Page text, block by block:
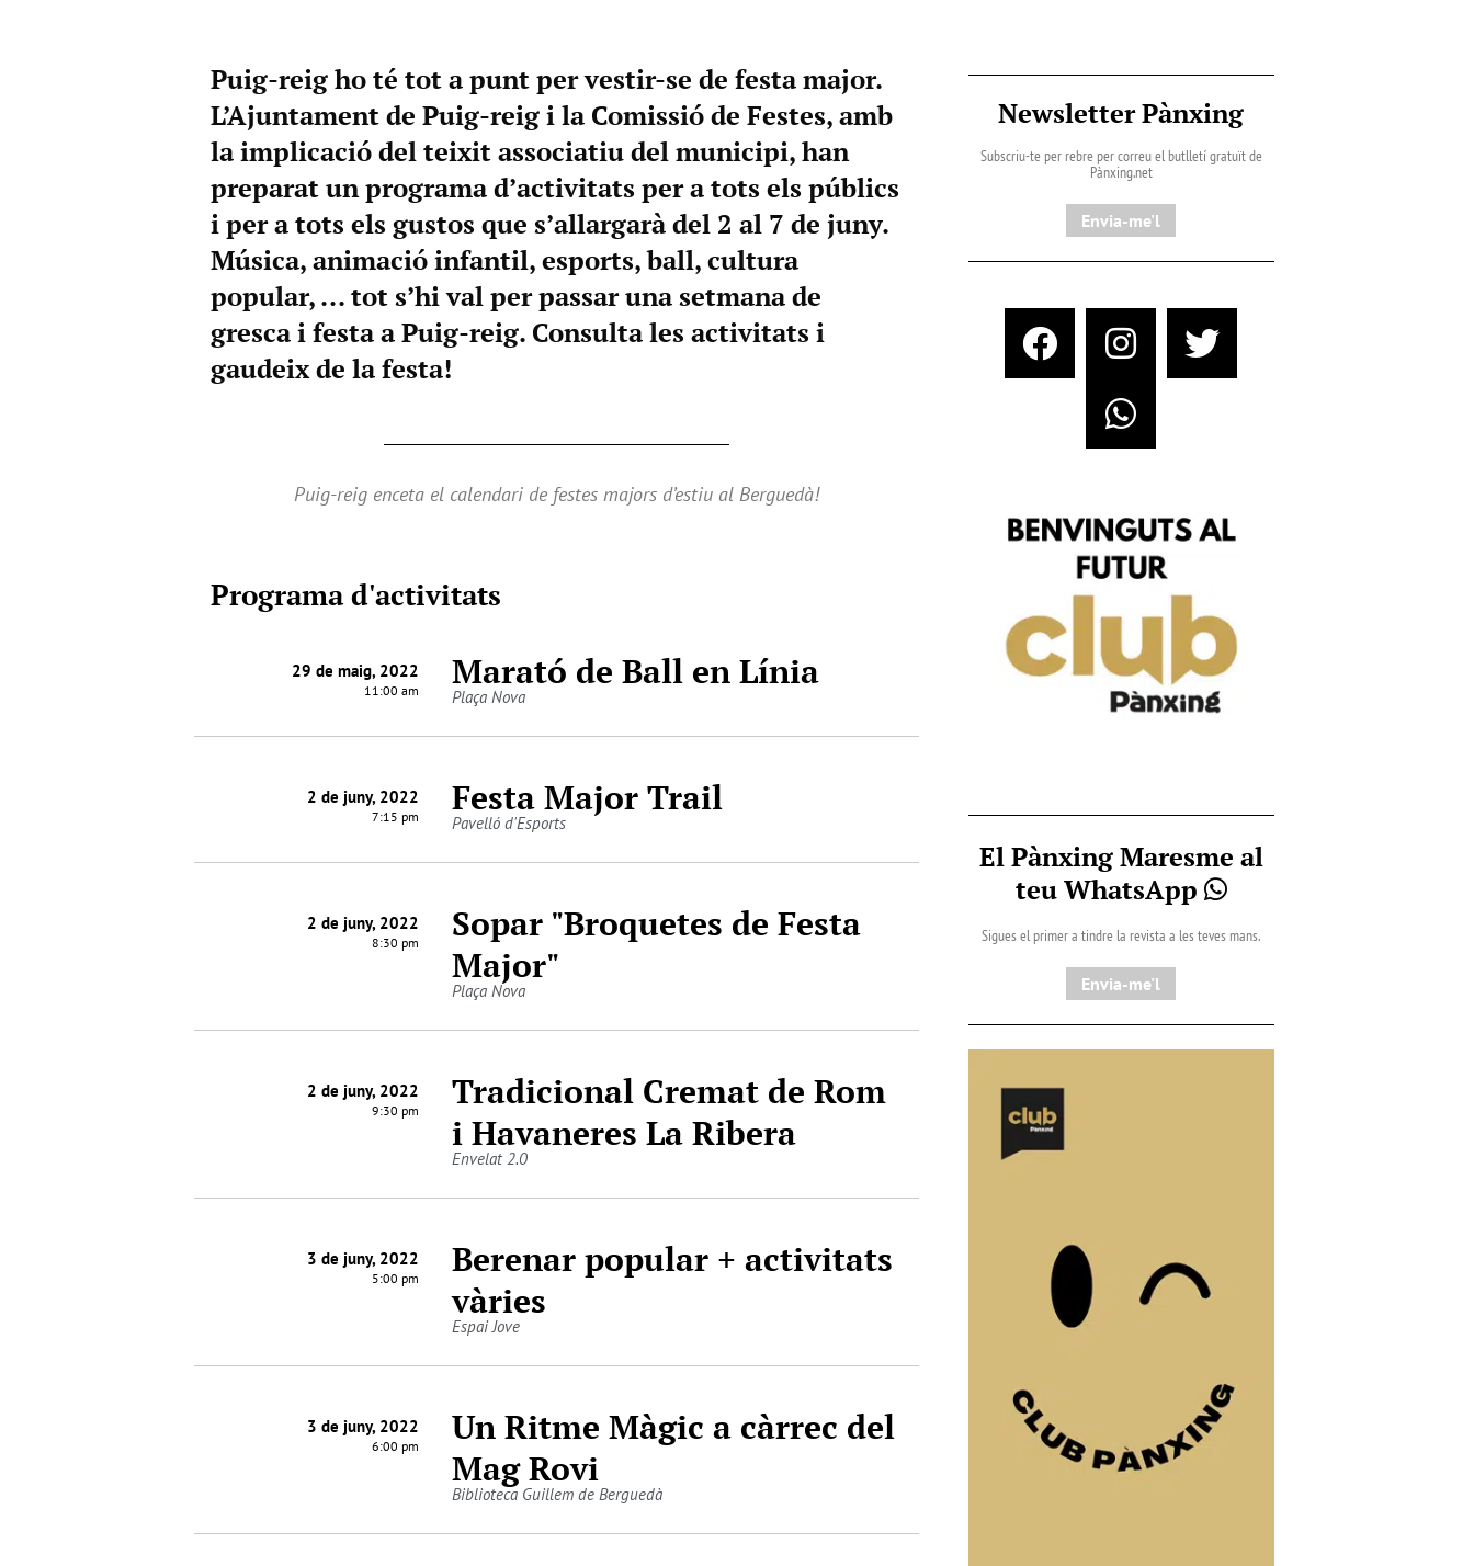
Puig-reig ho té tot a punt per vestir-se de festa major.
L’Ajuntament de Puig-reig i la Comissió de Festes, amb
la implicació del teixit associatiu del municipi, han
preparat un programa d’activitats per a tots els públics
i per a tots els gustos que s’allargarà del 2 al 7 de juny.
Música, animació infantil, esports, ball, cultura
popular, ... tot s’hi val per passar una setmana de
gresca i festa a Puig-reig. Consulta les activitats i
gaudeix de la festa!
Puig-reig enceta el calendari de festes majors d’estiu al Berguedà!
Programa d'activitats
29 de maig, 2022
11:00 am Marató de Ball en Línia
Plaça Nova
2 de juny, 2022
7:15 pm Festa Major Trail
Pavelló d'Esports
2 de juny, 2022
8:30 pm
Sopar "Broquetes de Festa
Major"
Plaça Nova
2 de juny, 2022
9:30 pm
Tradicional Cremat de Rom
i Havaneres La Ribera
Envelat 2.0
3 de juny, 2022
5:00 pm
Berenar popular + activitats
vàries
Espai Jove
3 de juny, 2022
6:00 pm
Un Ritme Màgic a càrrec del
Mag Rovi
Biblioteca Guillem de Berguedà
Newsletter Pànxing
Subscriu-te per rebre per correu el butlletí gratuït de
Pànxing.net​
Envia-me'l
El Pànxing Maresme al
teu WhatsApp
Sigues el primer a tindre la revista a les teves mans.
Envia-me'l